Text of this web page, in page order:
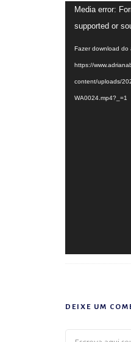
Tocador
de
Media error:
supported or
Fazer download do
https://
content/uploads/
WA0024.mp4?_=1
DEIXE UM